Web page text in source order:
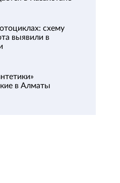
схему
выявили в
в Алматы